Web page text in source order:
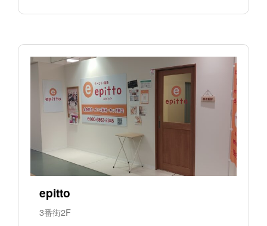
epitto
3番街2F